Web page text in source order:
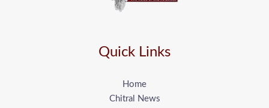
Quick Links
Home
Chitral News